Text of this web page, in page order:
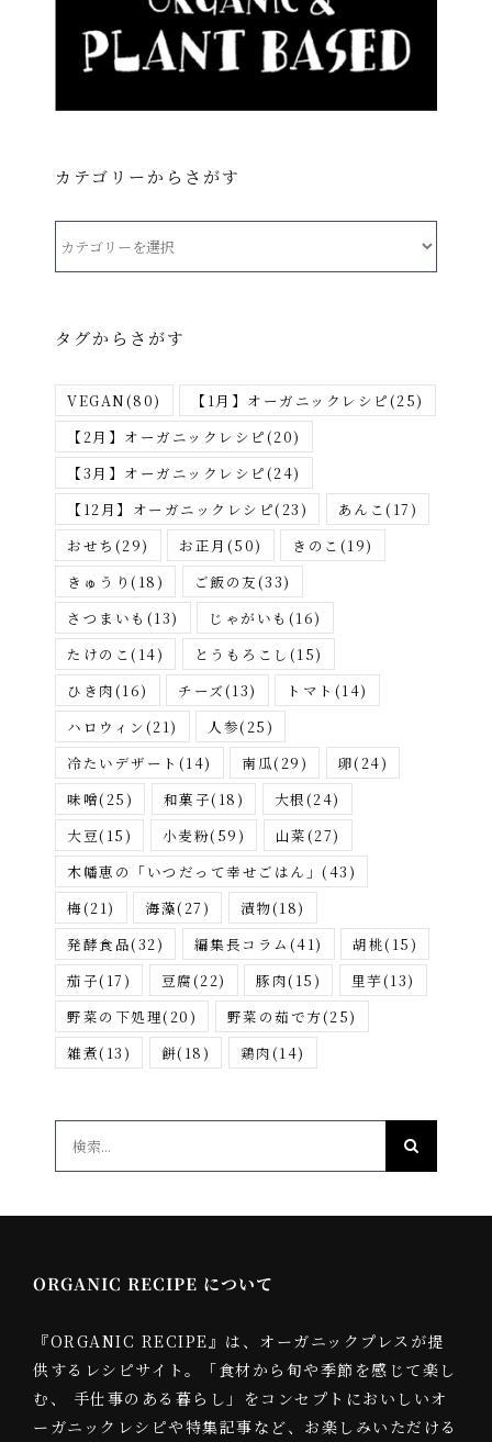
カテゴリーからさがす
ー
ら
が
す
タグからさがす
VEGAN(80) 【1月】オーガニックレシピ(25)
【2月】オーガニックレシピ(20)
【3月】オーガニックレシピ(24)
【12月】オーガニックレシピ(23) あんこ(17)
おせち (29) お正月 (50) きのこ (19)
きゅうり (18) ご飯の友(33)
さつまいも (13) じゃがいも (16)
たけのこ(14) とうもろこし (15)
ひき肉(16) チーズ(13) トマト (14)
ハロウィン(21) 人参(25)
冷たいデザート (14) 南瓜(29) 卵(24)
味噌(25) 和菓子(18) 大根(24)
大豆(15) 小麦粉(59) 山菜(27)
木幡恵の「いつだって幸せごはん」 (43)
梅(21) 海藻(27) 漬物(18)
発酵食品(32) 編集長コラム (41) 胡桃(15)
茄子(17) 豆腐(22) 豚肉(15) 里芋(13)
野菜の下処理(20) 野菜の茹で方(25)
雑煮(13) 餅(18) 鶏肉(14)
ORGANIC RECIPE について
『ORGANIC RECIPE』は、オーガニックプレスが提
供するレシピサイト。「食材から旬や季節を感じて楽し
む、 手仕事のある暮らし」をコンセプトにおいしいオ
ーガニックレシピや特集記事など、お楽しみいただける